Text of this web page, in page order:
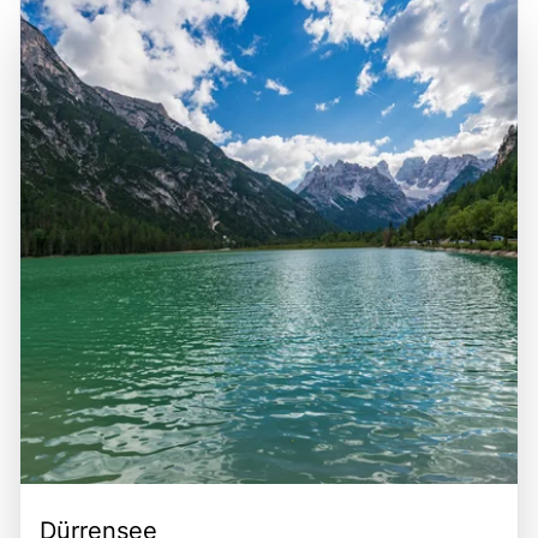
Misurina See ist eine hervorragende Gelegenheit, die
Schönheit der Dolomiten zu genießen, die frische Bergluft
zu atmen und die entspannte Atmosphäre dieser
einzigartigen Region zu erleben.
Ausflügen in die Dolomiten ist. Die zentrale Lage des
Misurina Sees macht ihn zu einem beliebten Ziel für
Tagesausflüge und Wochenendausflüge von Städten wie
Venedig und Treviso aus. Die Kombination aus
atemberaubender Natur, vielfältigen Freizeitmöglichkeiten
und der Nähe zu kulturellen Sehenswürdigkeiten macht
den Misurina See zu einem bereichernden Erlebnis für alle,
die die Faszination dieser einzigartigen Region entdecken
möchten.
Dürrensee